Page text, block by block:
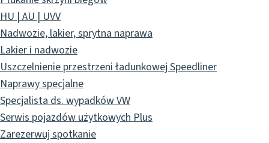
HU | AU | UVV
Nadwozie, lakier, sprytna naprawa
Lakier i nadwozie
Uszczelnienie przestrzeni ładunkowej Speedliner
Naprawy specjalne
Specjalista ds. wypadków VW
Serwis pojazdów użytkowych Plus
Zarezerwuj spotkanie